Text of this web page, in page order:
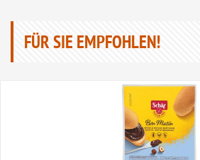
FÜR SIE EMPFOHLEN!